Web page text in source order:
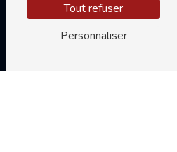
Adresse
7 Rue Tramassac
Tout refuser
Personnaliser